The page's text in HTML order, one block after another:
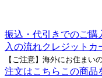
振込・代引きでのご購
入の流れクレジットカ
【ご注意】海外にお住まい
注文はこちら この商品